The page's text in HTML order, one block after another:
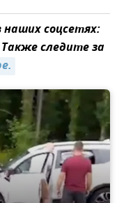
соцсетях:
следите за